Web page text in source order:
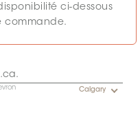
ci-dessous
commande.
Calgary